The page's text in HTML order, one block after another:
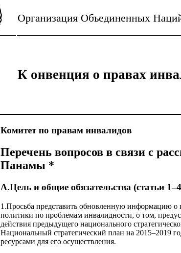
Организация Объединенных
К онвенция о правах
Комитет по правам инвалидов
Перечень вопросов в связи с
Панамы *
A.Цель и общие обязательства (статьи
1.Просьба представить обновленную информацию о
политики по проблемам инвалидности, о том,
действия предыдущего национального
Национальный стратегический план на
ресурсами для его осуществления.